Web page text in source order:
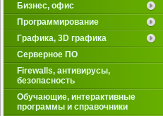
Бизнес, офис
Программирование
Графика, 3D графика
Серверное ПО
Firewalls, антивирусы,
безопасность
Обучающие, интерактивные
программы и справочники